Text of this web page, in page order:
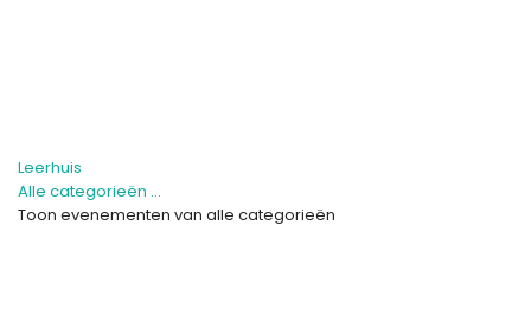
Leerhuis
Alle categorieën ...
Toon evenementen van alle categorieën